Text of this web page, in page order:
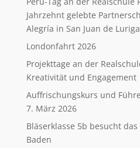
Jahrzehnt gelebte
Alegría in San Juan de
Londonfahrt 2026
Projekttage an der
Kreativität und Engagement
Auffrischungskurs und
7. März 2026
Bläserklasse 5b besucht
Baden